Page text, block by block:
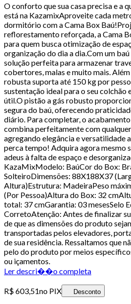
O conforto que sua casa precisa e a
está na KazamixAproveite cada
dormitório com a Cama Box
reflorestamento reforçada, a Cama
para quem busca otimização de
organização do dia a dia.Com um
solução perfeita para armazenar
cobertores, malas e muito mais.
robusta suporta até 150 kg por
sustentação ideal para o seu colchão
útil.O pistão a gás robusto
segura do baú, oferecendo
diário. Para completar, o
combina perfeitamente com
agregando elegância e versatilidade
perca tempo! Adquira agora mesmo
adeus à falta de espaço e
KazaMixModelo: BaúCor do Box:
SolteiroDimensões: 88X188X37
Altura)Estrutura: MadeiraPeso
(Por Pessoa)Altura do Box: 32
total: 37 cmGarantia: 03 mesesSelo
CorretoAtenção: Antes de finalizar
de que as dimensões do produto
transportadas pelos elevadores,
de sua residência. Ressaltamos que
pelo do produto por meios
ou içamentos.
Ler descri��o completa
R$ 603,51no PIX Desconto